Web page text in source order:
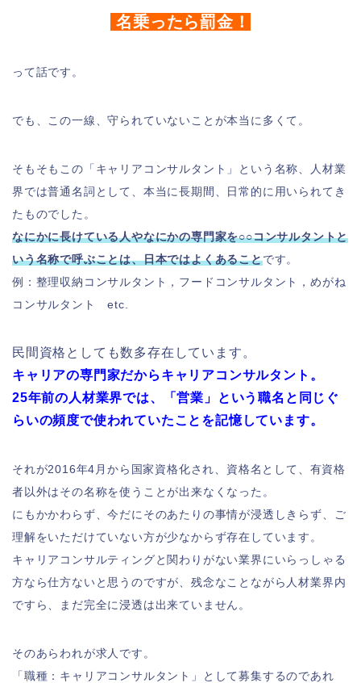
名乗ったら罰金！
って話です。
でも、この一線、守られていないことが本当に多くて。
そもそもこの「キャリアコンサルタント」という名称、人材業
界では普通名詞として、本当に長期間、日常的に用いられてき
たものでした。
なにかに長けている人やなにかの専門家を○○コンサルタントと
いう名称で呼ぶことは、日本ではよくあることです。
例：整理収納コンサルタント，フードコンサルタント，めがね
コンサルタント etc.
民間資格としても数多存在しています。
キャリアの専門家だからキャリアコンサルタント。
25年前の人材業界では、「営業」という職名と同じぐ
らいの頻度で使われていたことを記憶しています。
それが2016年4月から国家資格化され、資格名として、有資格
者以外はその名称を使うことが出来なくなった。
にもかかわらず、今だにそのあたりの事情が浸透しきらず、ご
理解をいただけていない方が少なからず存在しています。
キャリアコンサルティングと関わりがない業界にいらっしゃる
方なら仕方ないと思うのですが、残念なことながら人材業界内
ですら、まだ完全に浸透は出来ていません。
そのあらわれが求人です。
「職種：キャリアコンサルタント」として募集するのであれ